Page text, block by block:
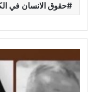
حقوق الانسان في